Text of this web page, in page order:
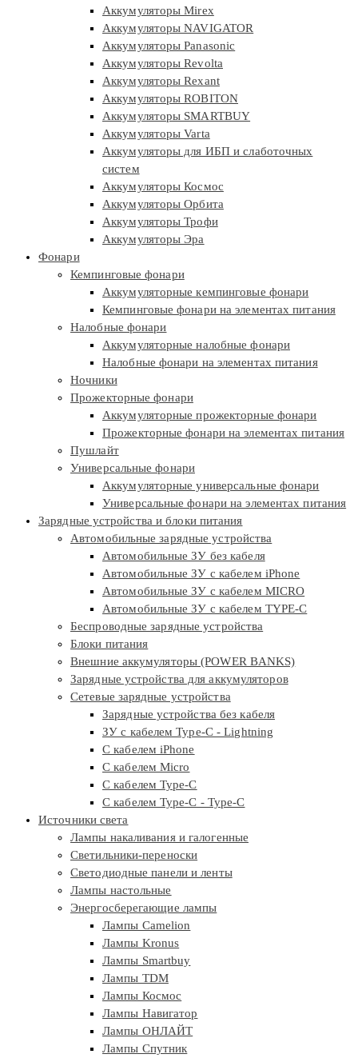
Аккумуляторы Mirex
Аккумуляторы NAVIGATOR
Аккумуляторы Panasonic
Аккумуляторы Revolta
Аккумуляторы Rexant
Аккумуляторы ROBITON
Аккумуляторы SMARTBUY
Аккумуляторы Varta
Аккумуляторы для ИБП и слаботочных
систем
Аккумуляторы Космос
Аккумуляторы Орбита
Аккумуляторы Трофи
Аккумуляторы Эра
Фонари
Кемпинговые фонари
Аккумуляторные кемпинговые фонари
Кемпинговые фонари на элементах питания
Налобные фонари
Аккумуляторные налобные фонари
Налобные фонари на элементах питания
Ночники
Прожекторные фонари
Аккумуляторные прожекторные фонари
Прожекторные фонари на элементах питания
Пушлайт
Универсальные фонари
Аккумуляторные универсальные фонари
Универсальные фонари на элементах питания
Зарядные устройства и блоки питания
Автомобильные зарядные устройства
Автомобильные ЗУ без кабеля
Автомобильные ЗУ с кабелем iPhone
Автомобильные ЗУ с кабелем MICRO
Автомобильные ЗУ с кабелем TYPE-C
Беспроводные зарядные устройства
Блоки питания
Внешние аккумуляторы (POWER BANKS)
Зарядные устройства для аккумуляторов
Сетевые зарядные устройства
Зарядные устройства без кабеля
ЗУ с кабелем Type-C - Lightning
С кабелем iPhone
С кабелем Micro
С кабелем Type-C
С кабелем Type-C - Type-C
Источники света
Лампы накаливания и галогенные
Светильники-переноски
Светодиодные панели и ленты
Лампы настольные
Энергосберегающие лампы
Лампы Camelion
Лампы Kronus
Лампы Smartbuy
Лампы TDM
Лампы Космос
Лампы Навигатор
Лампы ОНЛАЙТ
Лампы Спутник